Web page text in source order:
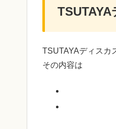
TSUTAYAディスカ
その内容は